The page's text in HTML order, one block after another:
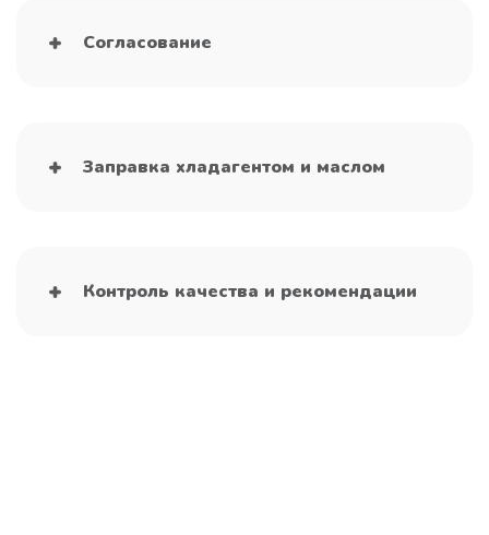
Согласование
Заправка хладагентом и маслом
Контроль качества и рекомендации